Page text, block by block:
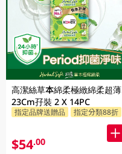
高潔絲草本綿柔極緻綿柔超薄
23Cm孖裝 2 X 14PC
指定品牌送贈品 指定分類88折
$54.00